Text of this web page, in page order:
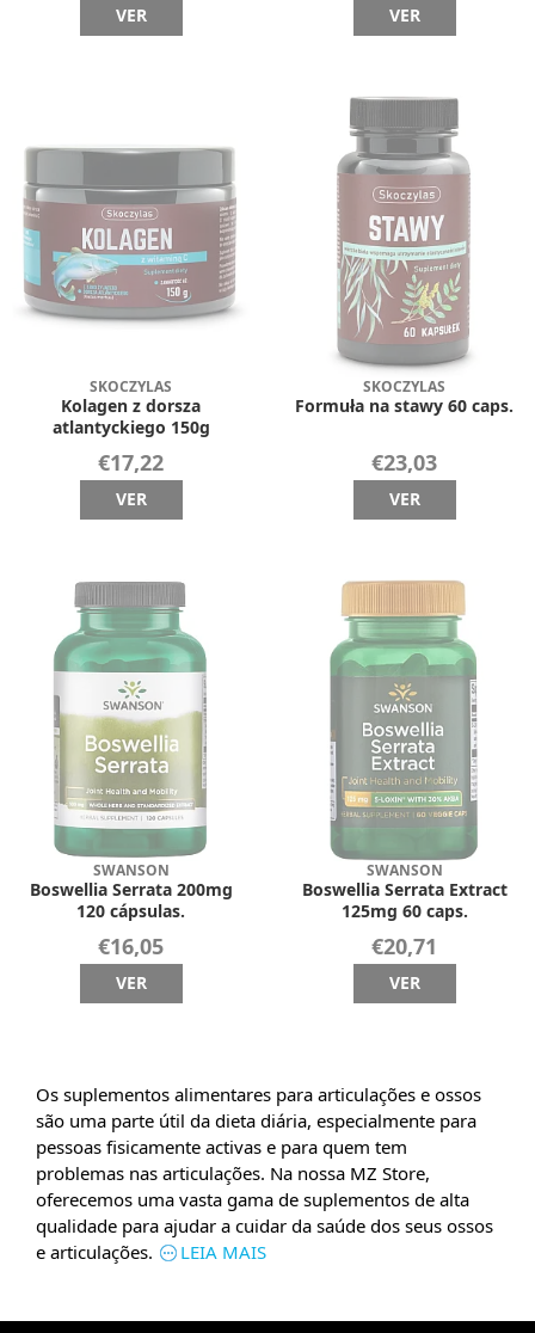
VER VER
SKOCZYLAS
Kolagen z dorsza
atlantyckiego 150g
€17,22
VER
SKOCZYLAS
Formuła na stawy 60 caps.
€23,03
VER
SWANSON
Boswellia Serrata 200mg
120 cápsulas.
€16,05
VER
SWANSON
Boswellia Serrata Extract
125mg 60 caps.
€20,71
VER
Os suplementos alimentares para articulações e ossos
são uma parte útil da dieta diária, especialmente para
pessoas fisicamente activas e para quem tem
problemas nas articulações. Na nossa MZ Store,
oferecemos uma vasta gama de suplementos de alta
qualidade para ajudar a cuidar da saúde dos seus ossos
e articulações.
LEIA MAIS